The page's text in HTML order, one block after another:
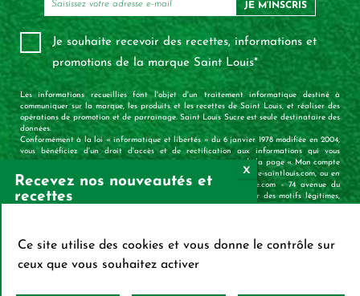
JE M’INSCRIS
Je souhaite recevoir des recettes, informations et
promotions de la marque Saint Louis*
Les informations recueillies font l'objet d'un traitement informatique destiné à
communiquer sur la marque, les produits et les recettes de Saint Louis, et réaliser des
opérations de promotion et de parrainage. Saint Louis Sucre est seule destinataire des
données.
Conformément à la loi « informatique et libertés » du 6 janvier 1978 modifiée en 2004,
vous bénéficiez d'un droit d'accès et de rectification aux informations qui vous
concernent, que vous pouvez exercer à tout moment à partir de la page « Mon compte
» accessible en haut à droite de chaque page du site www.sucre-saintlouis.com, ou en
vous adressant à Saint Louis Sucre – Equipe saintlouis-sucre.com - 74 avenue du
Général de Gaulle – 80700 Roye. Vous pouvez également, pour des motifs légitimes,
Recevez nos nouveautés et
recettes
S’INSCRIRE SUR LA
NEWSLETTER
Ce site utilise des cookies et vous donne le contrôle sur
ceux que vous souhaitez activer